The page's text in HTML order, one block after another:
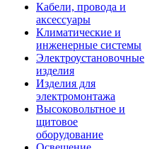
Кабели, провода и
аксессуары
Климатические и
инженерные системы
Электроустановочные
изделия
Изделия для
электромонтажа
Высоковольтное и
щитовое
оборудование